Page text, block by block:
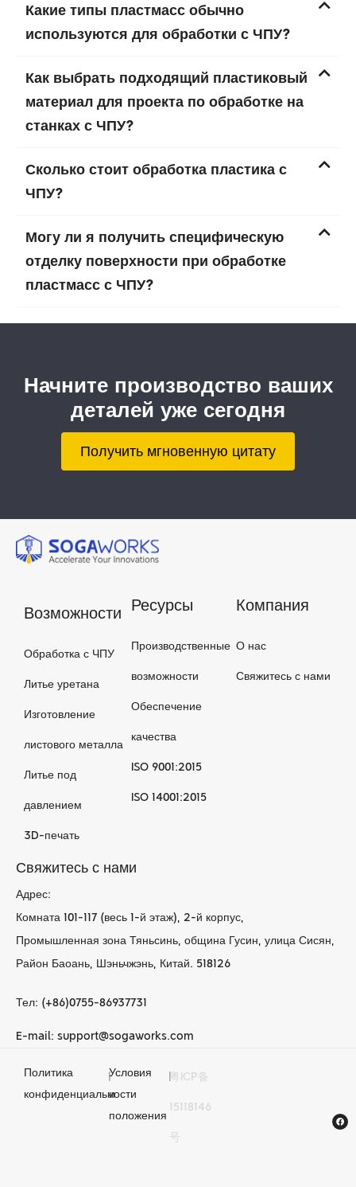
Какие типы пластмасс обычно
используются для обработки с ЧПУ?
Как выбрать подходящий пластиковый
материал для проекта по обработке на
станках с ЧПУ?
Сколько стоит обработка пластика с
ЧПУ?
Могу ли я получить специфическую
отделку поверхности при обработке
пластмасс с ЧПУ?
Начните производство ваших
деталей уже сегодня
Получить мгновенную цитату
Возможности
Обработка с ЧПУ
Литье уретана
Изготовление
листового металла
Литье под
давлением
3D-печать
Ресурсы
Производственные
возможности
Обеспечение
качества
ISO 9001:2015
ISO 14001:2015
Компания
О нас
Свяжитесь с нами
Свяжитесь с нами
Адрес:
Комната 101-117 (весь 1-й этаж), 2-й корпус,
Промышленная зона Тяньсинь, община Гусин, улица Сисян,
Район Баоань, Шэньчжэнь, Китай. 518126
Тел: (+86)0755-86937731
E-mail: support@sogaworks.com
Политика
конфиденциальности
|Условия
и
положения
粤ICP备
15118146
号